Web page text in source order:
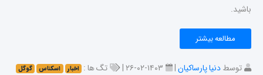
باشید.
مطالعه بیشتر
توسطدنیا پارساکیان| ۱۴۰۳-۰۲-۲۶ | تگ ها : اخبار اسکناس
گوگل